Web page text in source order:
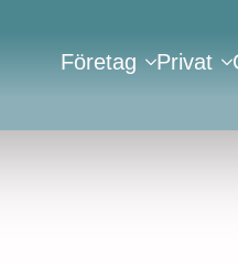
Företag Privat